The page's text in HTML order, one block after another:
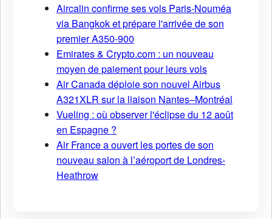
Aircalin confirme ses vols Paris-Nouméa
via Bangkok et prépare l'arrivée de son
premier A350-900
Emirates & Crypto.com : un nouveau
moyen de paiement pour leurs vols
Air Canada déploie son nouvel Airbus
A321XLR sur la liaison Nantes–Montréal
Vueling : où observer l'éclipse du 12 août
en Espagne ?
Air France a ouvert les portes de son
nouveau salon à l’aéroport de Londres-
Heathrow